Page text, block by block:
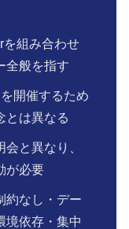
を組み合わせ
全般を指す
開催するため
とは異なる
と異なり、
が必要
約なし・デー
境依存・集中